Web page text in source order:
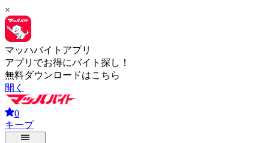
×
マッハバイトアプリ
アプリでお得にバイト探し！
無料ダウンロードはこちら
開く
0
キープ